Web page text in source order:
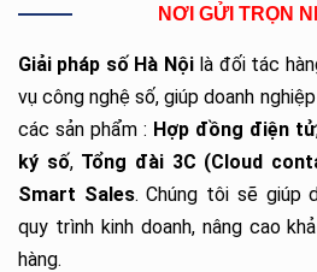
NƠI GỬI TRỌN
Giải pháp số Hà Nộilà đối tác
vụ công nghệ số, giúp doanh
các sản phẩm : Hợp đồng điện tử
ký số, Tổng đài 3C (Cloud
Smart Sales. Chúng tôi sẽ giúp
quy trình kinh doanh, nâng cao
hàng.